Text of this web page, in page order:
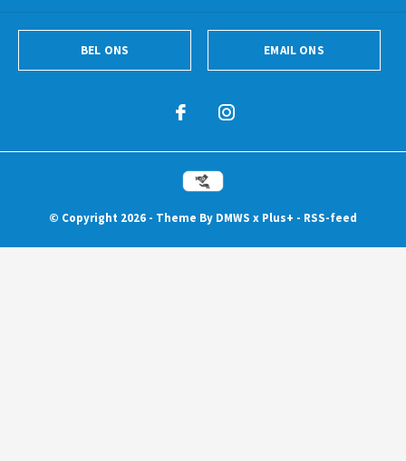
BEL ONS EMAIL ONS
© Copyright 2026 - Theme By DMWS x Plus+ - RSS-feed